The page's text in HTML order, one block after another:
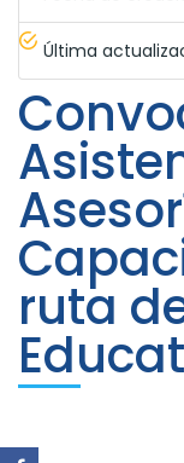
Última
ruta